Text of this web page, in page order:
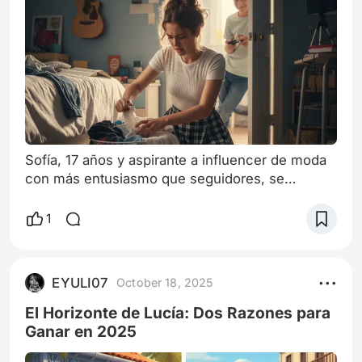
Sofía, 17 años y aspirante a influencer de moda
con más entusiasmo que seguidores, se
day) serio. Había planeado un look impecable:
plataformas. El problema empezó con las
zapatillas. Específicamente, con el calcetín
derecho. "¡No puede ser!" exclamó, revolv
1
EYULI07 October 18, 2025
El Horizonte de Lucía: Dos Razones para
Ganar en 2025